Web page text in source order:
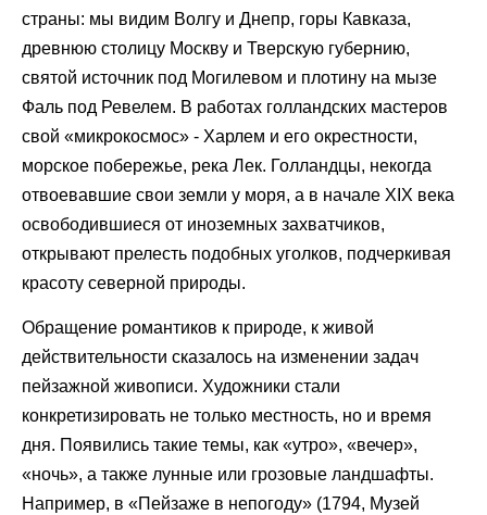
страны: мы видим Волгу и Днепр, горы Кавказа,
древнюю столицу Москву и Тверскую губернию,
святой источник под Могилевом и плотину на мызе
Фаль под Ревелем. В работах голландских мастеров
свой «микрокосмос» - Харлем и его окрестности,
морское побережье, река Лек. Голландцы, некогда
отвоевавшие свои земли у моря, а в начале XIX века
освободившиеся от иноземных захватчиков,
открывают прелесть подобных уголков, подчеркивая
красоту северной природы.
Обращение романтиков к природе, к живой
действительности сказалось на изменении задач
пейзажной живописи. Художники стали
конкретизировать не только местность, но и время
дня. Появились такие темы, как «утро», «вечер»,
«ночь», а также лунные или грозовые ландшафты.
Например, в «Пейзаже в непогоду» (1794, Музей